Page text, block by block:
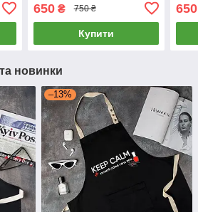
650₴ 750 ₴
Купити
650
новинки
–13%